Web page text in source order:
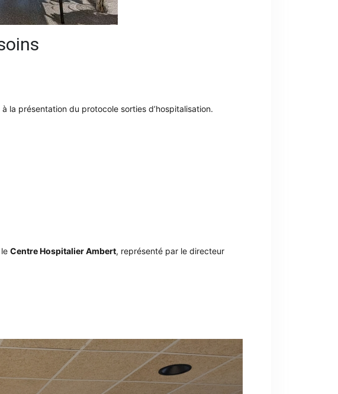
la présentation du protocole sorties d’hospitalisation.
Centre Hospitalier Ambert, représenté par le directeur